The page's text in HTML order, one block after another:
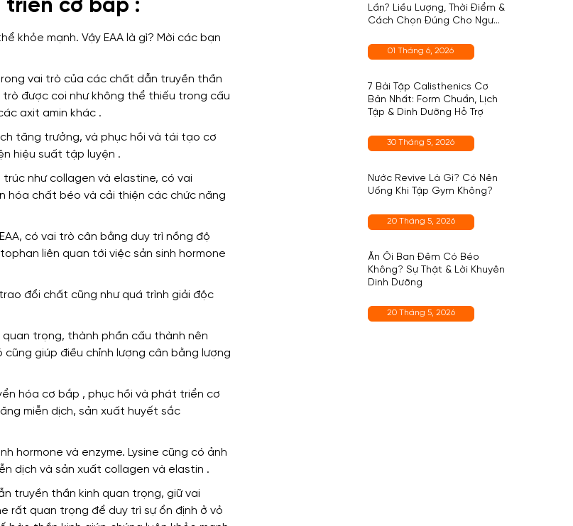
triển cơ bắp :
vai trò của các chất dẫn truyền thần
trò được coi như không thể thiếu trong cấu
axit amin khác .
tăng trưởng, và phục hồi và tái tạo cơ
hiệu suất tập luyện .
như collagen và elastine, có vai
hóa chất béo và cải thiện các chức năng
có vai trò cân bằng duy trì nồng độ
liên quan tới việc sản sinh hormone
đổi chất cũng nhưquá trình giải độc
trọng, thành phần cấu thành nên
cũng giúp điều chỉnh lượng cân bằng lượng
hóa cơ bắp , phục hồi và phát triển cơ
miễn dịch, sản xuất huyết sắc
hormone và enzyme. Lysine cũng có ảnh
dịch và sản xuất collagen và elastin .
truyền thần kinh quan trọng, giữ vai
rất quan trọng để duy trì sự ổn định ở vỏ
Lần? Liều Lượng, Thời Điểm &
Cách Chọn Đúng Cho Người
01 Tháng 6, 2026
7 Bài Tập Calisthenics Cơ
Bản Nhất: Form Chuẩn, Lịch
Tập & Dinh Dưỡng Hỗ Trợ
30 Tháng 5, 2026
Nước Revive Là Gì? Có Nên
Uống Khi Tập Gym Không?
20 Tháng 5, 2026
Ăn Ổi Ban Đêm Có Béo
Không? Sự Thật & Lời Khuyên
Dinh Dưỡng
20 Tháng 5, 2026